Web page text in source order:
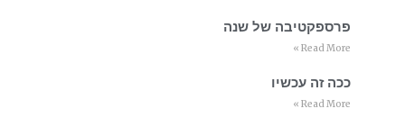
פרספקטיבה של שנה
Read More »
ככה זה עכשיו
Read More »